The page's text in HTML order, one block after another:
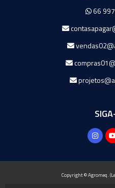
66
Copyright © Agromeq.